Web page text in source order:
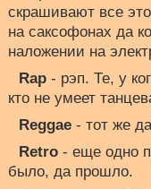
скрашивают все
на саксофонах да
наложении на
Rap - рэп. Те, у
кто не умеет
Reggae - тот же
Retro - еще одно
было, да прошло.